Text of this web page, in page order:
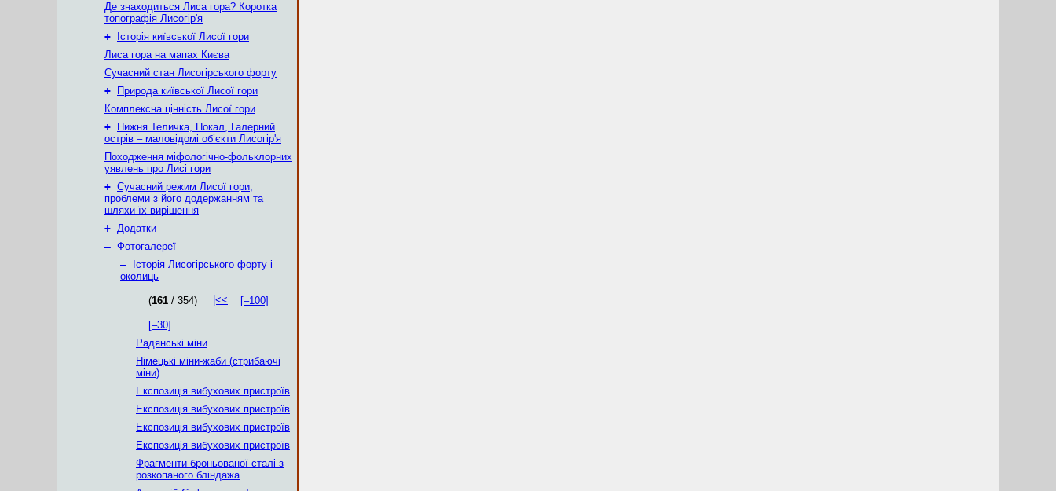
Де знаходиться Лиса гора? Коротка
топографія Лисогір'я
+
Історія київської Лисої гори
Лиса гора на мапах Києва
Сучасний стан Лисогірського форту
+
Природа київської Лисої гори
Комплексна цінність Лисої гори
+
Нижня Теличка, Покал, Галерний
острів – маловідомі об’єкти Лисогір'я
Походження міфологічно-фольклорних
уявлень про Лисі гори
+ Сучасний режим Лисої гори,
проблеми з його додержанням та
шляхи їх вирішення
+ Додатки
– Фотогалереї
–
Історія Лисогірського форту і
околиць
(161 / 354) |<< [–100]
[–30]
Радянські міни
Німецькі міни-жаби (стрибаючі
міни)
Експозиція вибухових пристроїв
Експозиція вибухових пристроїв
Експозиція вибухових пристроїв
Експозиція вибухових пристроїв
Фрагменти броньованої сталі з
розкопаного бліндажа